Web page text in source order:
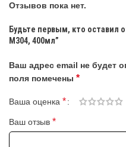
Отзывов пока нет.
Будьте первым, кто оставил
М304, 400мл”
Ваш адрес email не будет
поля помечены *
Ваша оценка *
Ваш отзыв *